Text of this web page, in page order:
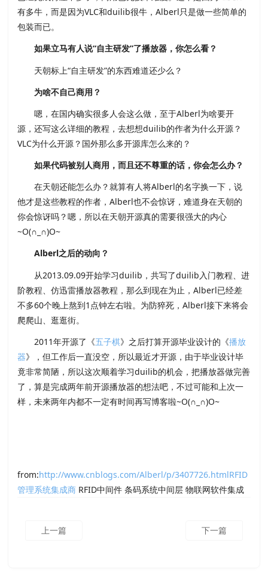
有多牛，而是因为VLC和duilib很牛，Alberl只是做一些简单的
包装而已。
如果立马有人说“自主研发”了播放器，你怎么看？
天朝标上“自主研发”的东西难道还少么？
为啥不自己商用？
嗯，在国内确实很多人会这么做，至于Alberl为啥要开
源，还写这么详细的教程，去想想duilib的作者为什么开源？
VLC为什么开源？国外那么多开源库怎么来的？
如果代码被别人商用，而且还不尊重的话，你会怎么办？
在天朝还能怎么办？就算有人将Alberl的名字换一下，说
他才是这些教程的作者，Alberl也不会惊讶，难道身在天朝的
你会惊讶吗？嗯，所以在天朝开源真的需要很强大的内心
~O(∩_∩)O~
Alberl之后的动向？
从2013.09.09开始学习duilib，共写了duilib入门教程、进
阶教程、仿迅雷播放器教程，那么到现在为止，Alberl已经差
不多60个晚上熬到1点钟左右啦。为防猝死，Alberl接下来将会
爬爬山、逛逛街。
2011年开源了《五子棋》之后打算开源毕业设计的《播放
器》，但工作后一直没空，所以最近才开源，由于毕业设计毕
竟非常简陋，所以这次顺着学习duilib的机会，把播放器做完善
了，算是完成两年前开源播放器的想法吧，不过可能和上次一
样，未来两年内都不一定有时间再写博客啦~O(∩_∩)O~
from:http://www.cnblogs.com/Alberl/p/3407726.htmlRFID
管理系统集成商 RFID中间件 条码系统中间层 物联网软件集成
上一篇 下一篇